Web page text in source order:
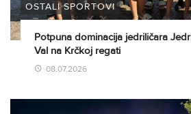
OSTALI SPORTOVI
Potpuna dominacija jedriličara
Val na Krčkoj regati
08.07.2026